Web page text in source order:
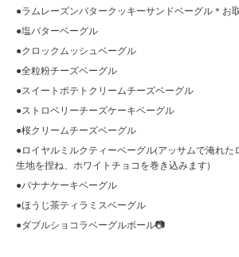
●ラムレーズンバタークッキーサンドベーグル＊お
●塩バターベーグル
●クロックムッシュベーグル
●全粒粉チーズベーグル
●スイートポテトクリームチーズベーグル
●ストロベリーチーズケーキベーグル
●桜クリームチーズベーグル
●ロイヤルミルクティーベーグル(アッサムで淹れた
生地を捏ね、ホワイトチョコを巻き込みます)
●バナナケーキベーグル
●ほうじ茶ティラミスベーグル
●ダブルショコラベーグルボール📷